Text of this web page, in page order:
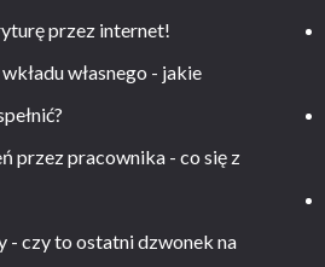
przez internet!
własnego - jakie
przez pracownika - co się z
- czy to ostatni dzwonek na